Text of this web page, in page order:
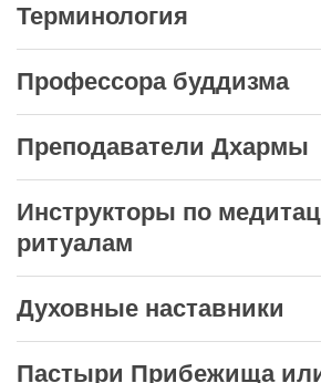
Терминология
Профессора буддизма
Преподаватели Дхармы
Инструкторы по
ритуалам
Духовные наставники
Пастыри Прибежища